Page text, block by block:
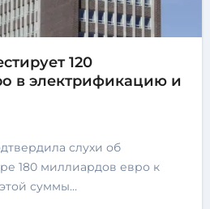
120
в электрификацию и
180 миллиардов евро к
суммы…